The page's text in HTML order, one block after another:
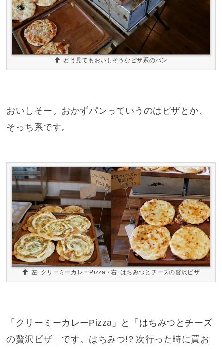
どう見てもおいしそうなピザ系のパン
おいしそー。おかずパンっていうのはピザとか、
そっち系です。
左: クリーミーカレーPizza・右: はちみつとチーズの贅沢ピザ
「クリーミーカレーPizza」と「はちみつとチーズ
の贅沢ピザ」です。はちみつ!? 次行った時に買お